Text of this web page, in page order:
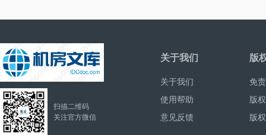
扫描二维码
关注官方微信
关于我们
关于我们
使用帮助
意见反馈
版
免
版
版